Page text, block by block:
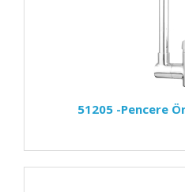
51205 -Pencere